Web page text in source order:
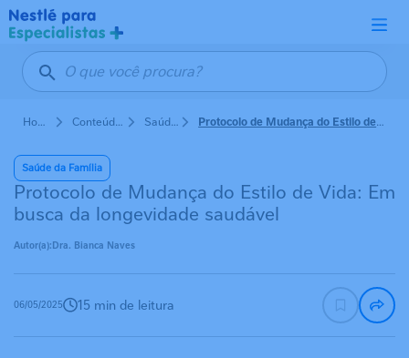
Pular para o conteúdo principal
Home Conteúdos de Bio Nestle Saúde da Família Protocolo de Mudança do Estilo de Vida: Em busca da longevidade saudável
Saúde da Família
Protocolo de Mudança do Estilo de Vida: Em
busca da longevidade saudável
Autor(a):Dra. Bianca Naves
06/05/2025 15 min de leitura